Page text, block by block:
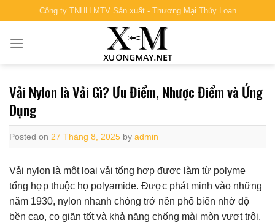
to
content
Công ty TNHH MTV Sản xuất - Thương Mại Thúy Loan
Vải Nylon là Vải Gì? Ưu Điểm, Nhược Điểm và Ứng
Dụng
Posted on 27 Tháng 8, 2025 by admin
Vải nylon là một loại vải tổng hợp được làm từ polyme
tổng hợp thuộc họ polyamide. Được phát minh vào những
năm 1930, nylon nhanh chóng trở nên phổ biến nhờ độ
bền cao, co giãn tốt và khả năng chống mài mòn vượt trội.